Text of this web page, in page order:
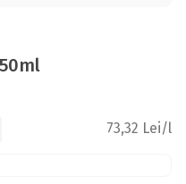
73,32 Lei/l